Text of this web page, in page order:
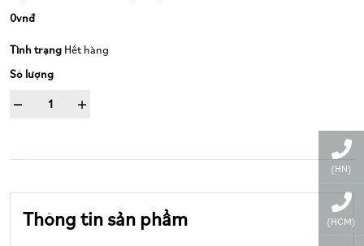
0vnđ
Tình trạng Hết hàng
Số lượng
Thông tin sản phẩm
(HN)
(HCM)